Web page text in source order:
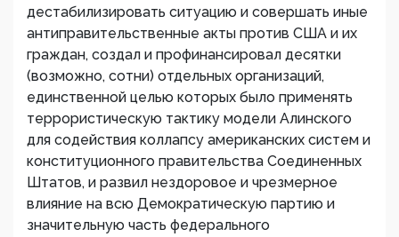
дестабилизировать ситуацию и совершать иные
антиправительственные акты против США и их
граждан, создал и профинансировал десятки
(возможно, сотни) отдельных организаций,
единственной целью которых было применять
террористическую тактику модели Алинского
для содействия коллапсу американских систем и
конституционного правительства Соединенных
Штатов, и развил нездоровое и чрезмерное
влияние на всю Демократическую партию и
значительную часть федерального